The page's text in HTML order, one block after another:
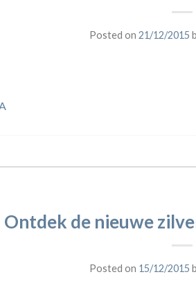
Posted on 21/12/2015
Ontdek de nieuwe
Posted on 15/12/2015